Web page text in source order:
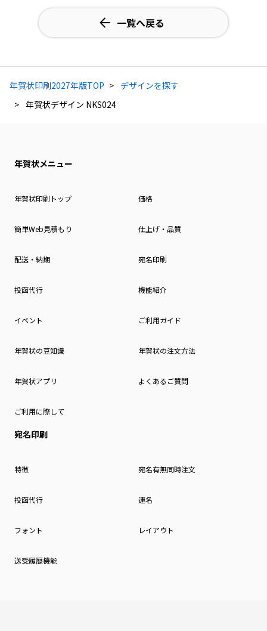
一覧へ戻る
年賀状印刷2027年版TOP
デザインを探す
年賀状デザイン NKS024
年賀状メニュー
年賀状印刷トップ 価格
簡単Web見積もり 仕上げ・品質
配送・納期 宛名印刷
投函代行 機能紹介
イベント ご利用ガイド
年賀状の豆知識 年賀状の注文方法
年賀状アプリ よくあるご質問
ご利用に際して
宛名印刷
特徴 宛名有無同時注文
投函代行 連名
フォント レイアウト
送受履歴機能